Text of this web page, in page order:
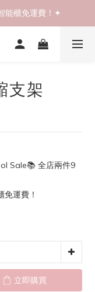
件𝟗折！✦
能櫃免運費！✦
件𝟗折！✦
支架
Sale📚 全店兩件9
運費！
立即購買